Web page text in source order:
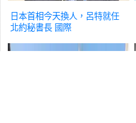
日本首相今天換人，呂特就任
北約秘書長 國際